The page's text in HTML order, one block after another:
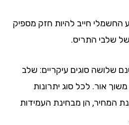
חייב להיות חזק מספיק
התריס.
סוגים עיקריים: שלב
לכל סוג יתרונות
הן מבחינת העמידות